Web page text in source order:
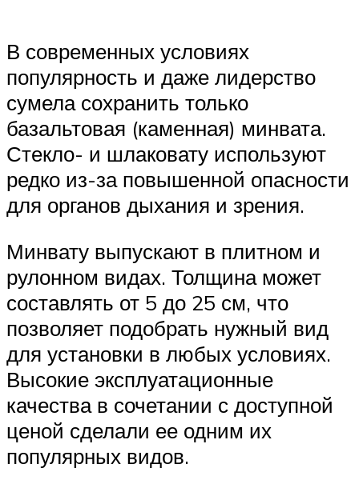
В современных условиях
популярность и даже лидерство
сумела сохранить только
базальтовая (каменная) минвата.
Стекло- и шлаковату используют
редко из-за повышенной опасности
для органов дыхания и зрения.
Минвату выпускают в плитном и
рулонном видах. Толщина может
составлять от 5 до 25 см, что
позволяет подобрать нужный вид
для установки в любых условиях.
Высокие эксплуатационные
качества в сочетании с доступной
ценой сделали ее одним их
популярных видов.